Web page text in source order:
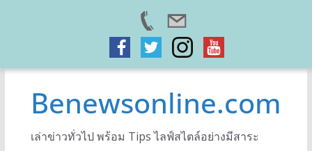
contentBenewsonline.com
เล่าข่าวทั่วไป พร้อม Tips ไลฟ์สไตล์อย่างมีสาระ